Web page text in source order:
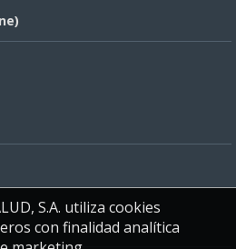
S.A. utiliza cookies
con finalidad analítica